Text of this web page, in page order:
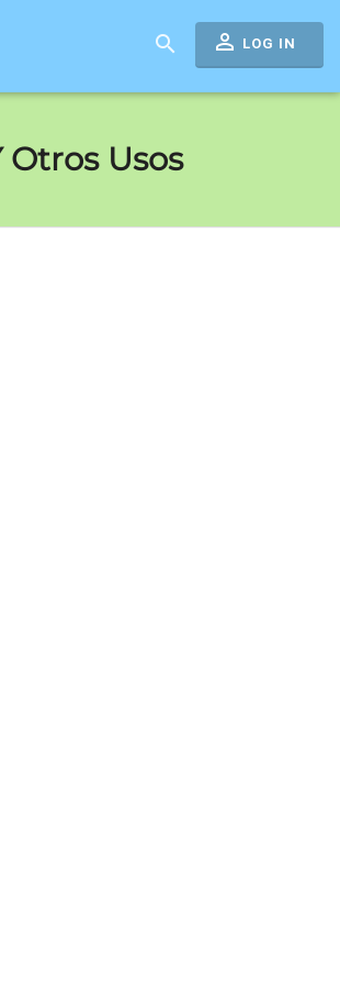
search perm_identity LOG IN
Usos